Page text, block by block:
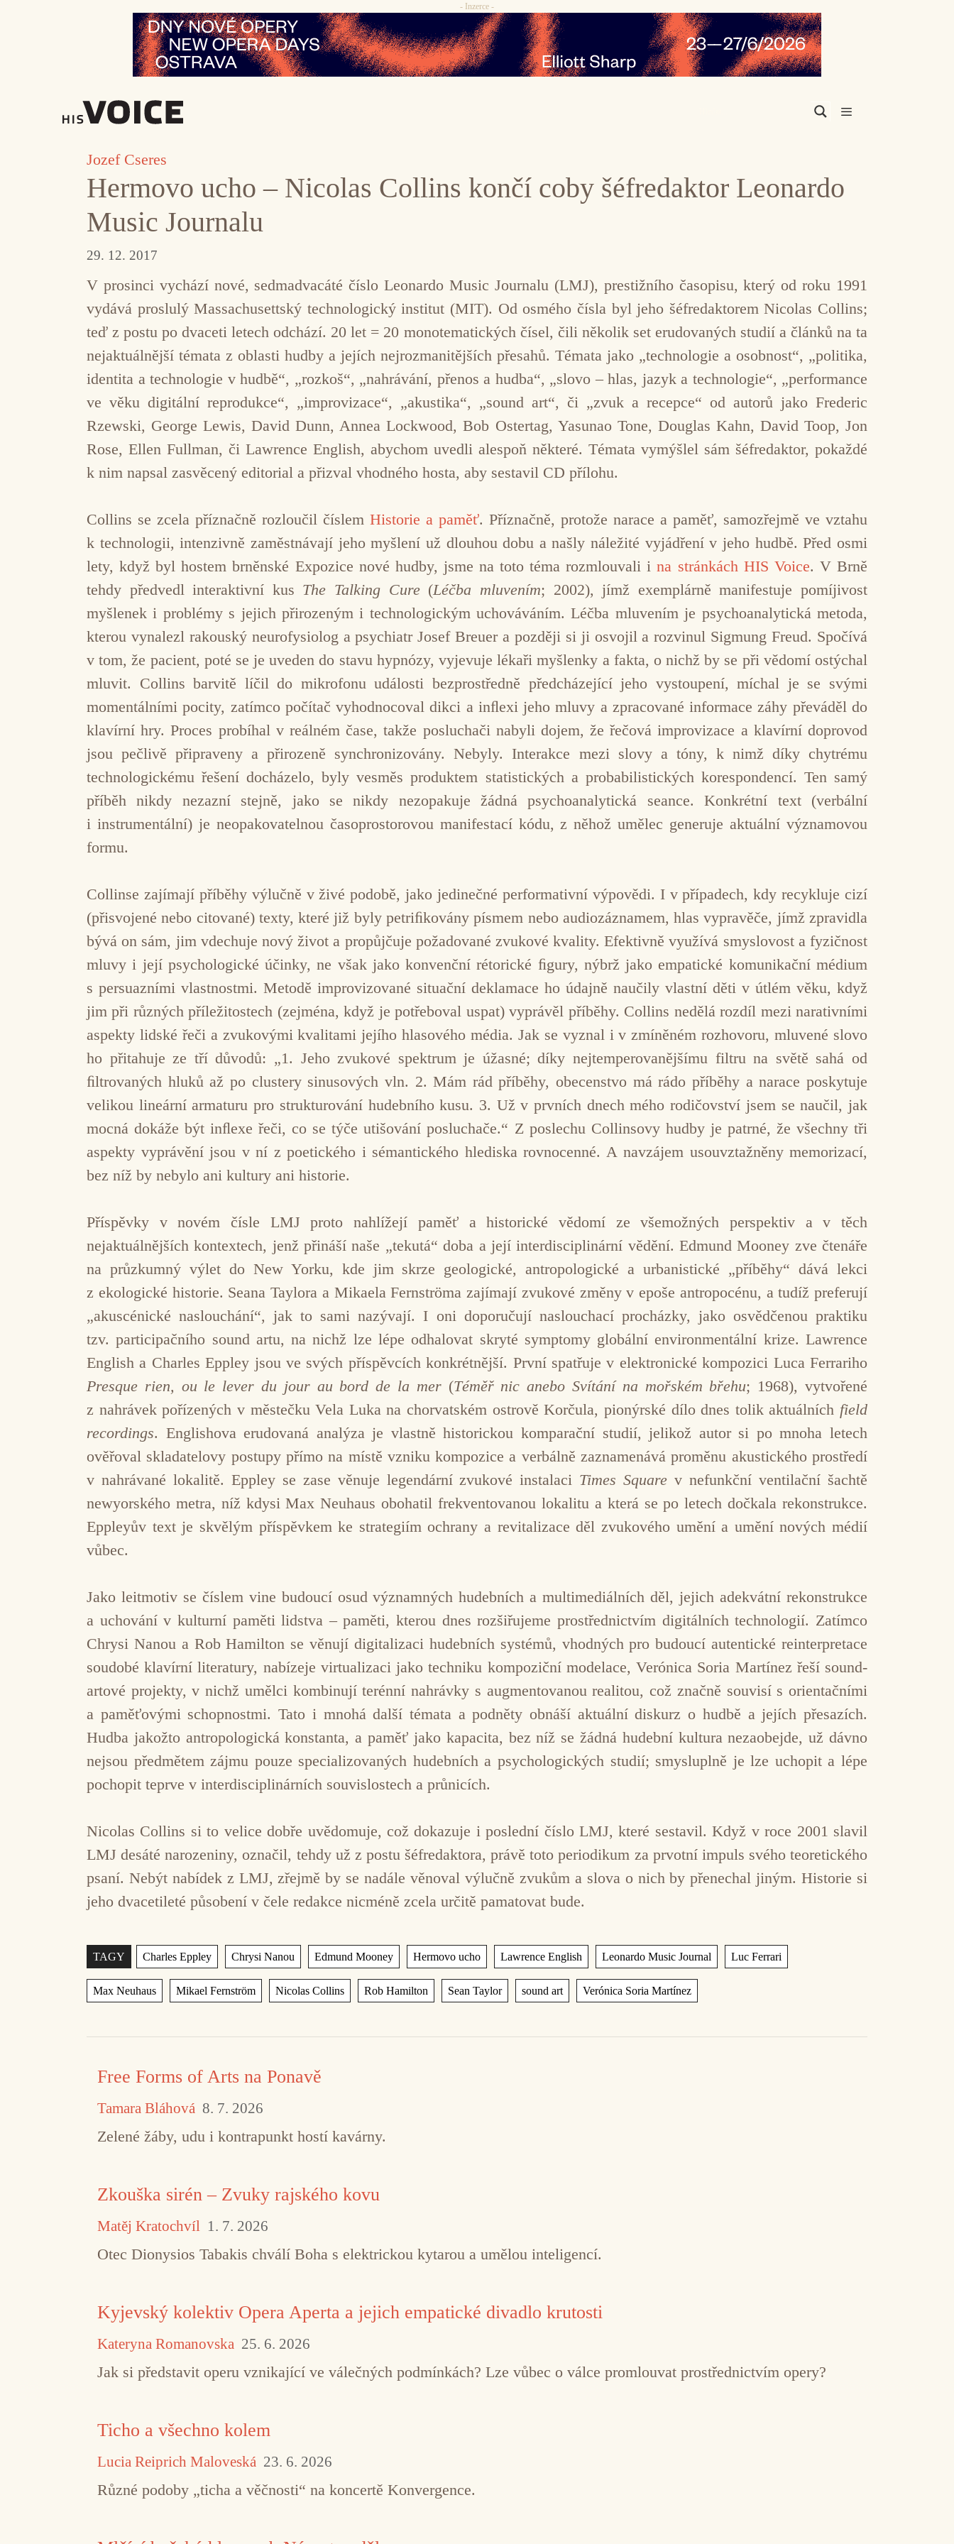
- Inzerce -
Jozef Cseres
Hermovo ucho – Nicolas Collins končí coby šéfredaktor Leonardo
Music Journalu
29. 12. 2017
V prosinci vychází nové, sedmadvacáté číslo Leonardo Music Journalu (LMJ), prestižního časopisu, který od roku 1991
vydává proslulý Massachusettský technologický institut (MIT). Od osmého čísla byl jeho šéfredaktorem Nicolas Collins;
teď z postu po dvaceti letech odchází. 20 let = 20 monotematických čísel, čili několik set erudovaných studií a článků na ta
nejaktuálnější témata z oblasti hudby a jejích nejrozmanitějších přesahů. Témata jako „technologie a osobnost“, „politika,
identita a technologie v hudbě“, „rozkoš“, „nahrávání, přenos a hudba“, „slovo – hlas, jazyk a technologie“, „performance
ve věku digitální reprodukce“, „improvizace“, „akustika“, „sound art“, či „zvuk a recepce“ od autorů jako Frederic
Rzewski, George Lewis, David Dunn, Annea Lockwood, Bob Ostertag, Yasunao Tone, Douglas Kahn, David Toop, Jon
Rose, Ellen Fullman, či Lawrence English, abychom uvedli alespoň některé. Témata vymýšlel sám šéfredaktor, pokaždé
k nim napsal zasvěcený editorial a přizval vhodného hosta, aby sestavil CD přílohu.
Collins se zcela příznačně rozloučil číslem Historie a paměť. Příznačně, protože narace a paměť, samozřejmě ve vztahu
k technologii, intenzivně zaměstnávají jeho myšlení už dlouhou dobu a našly náležité vyjádření v jeho hudbě. Před osmi
lety, když byl hostem brněnské Expozice nové hudby, jsme na toto téma rozmlouvali ina stránkách HIS Voice. V Brně
tehdy předvedl interaktivní kus The Talking Cure(Léčba mluvením; 2002), jímž exemplárně manifestuje pomíjivost
myšlenek i problémy s jejich přirozeným i technologickým uchováváním. Léčba mluvením je psychoanalytická metoda,
kterou vynalezl rakouský neurofysiolog a psychiatr Josef Breuer a později si ji osvojil a rozvinul Sigmung Freud. Spočívá
v tom, že pacient, poté se je uveden do stavu hypnózy, vyjevuje lékaři myšlenky a fakta, o nichž by se při vědomí ostýchal
mluvit. Collins barvitě líčil do mikrofonu události bezprostředně předcházející jeho vystoupení, míchal je se svými
momentálními pocity, zatímco počítač vyhodnocoval dikci a inﬂexi jeho mluvy a zpracované informace záhy převáděl do
klavírní hry. Proces probíhal v reálném čase, takže posluchači nabyli dojem, že řečová improvizace a klavírní doprovod
jsou pečlivě připraveny a přirozeně synchronizovány. Nebyly. Interakce mezi slovy a tóny, k nimž díky chytrému
technologickému řešení docházelo, byly vesměs produktem statistických a probabilistických korespondencí. Ten samý
příběh nikdy nezazní stejně, jako se nikdy nezopakuje žádná psychoanalytická seance. Konkrétní text (verbální
i instrumentální) je neopakovatelnou časoprostorovou manifestací kódu, z něhož umělec generuje aktuální významovou
formu.
Collinse zajímají příběhy výlučně v živé podobě, jako jedinečné performativní výpovědi. I v případech, kdy recykluje cizí
(přisvojené nebo citované) texty, které již byly petriﬁkovány písmem nebo audiozáznamem, hlas vypravěče, jímž zpravidla
bývá on sám, jim vdechuje nový život a propůjčuje požadované zvukové kvality. Efektivně využívá smyslovost a fyzičnost
mluvy i její psychologické účinky, ne však jako konvenční rétorické ﬁgury, nýbrž jako empatické komunikační médium
s persuazními vlastnostmi. Metodě improvizované situační deklamace ho údajně naučily vlastní děti v útlém věku, když
jim při různých příležitostech (zejména, když je potřeboval uspat) vyprávěl příběhy. Collins nedělá rozdíl mezi narativními
aspekty lidské řeči a zvukovými kvalitami jejího hlasového média. Jak se vyznal i v zmíněném rozhovoru, mluvené slovo
ho přitahuje ze tří důvodů: „1. Jeho zvukové spektrum je úžasné; díky nejtemperovanějšímu filtru na světě sahá od
ﬁltrovaných hluků až po clustery sinusových vln. 2. Mám rád příběhy, obecenstvo má rádo příběhy a narace poskytuje
velikou lineární armaturu pro strukturování hudebního kusu. 3. Už v prvních dnech mého rodičovství jsem se naučil, jak
mocná dokáže být inﬂexe řeči, co se týče utišování posluchače.“ Z poslechu Collinsovy hudby je patrné, že všechny tři
aspekty vyprávění jsou v ní z poetického i sémantického hlediska rovnocenné. A navzájem usouvztažněny memorizací,
bez níž by nebylo ani kultury ani historie.
Příspěvky v novém čísle LMJ proto nahlížejí paměť a historické vědomí ze všemožných perspektiv a v těch
nejaktuálnějších kontextech, jenž přináší naše „tekutá“ doba a její interdisciplinární vědění. Edmund Mooney zve čtenáře
na průzkumný výlet do New Yorku, kde jim skrze geologické, antropologické a urbanistické „příběhy“ dává lekci
z ekologické historie. Seana Taylora a Mikaela Fernströma zajímají zvukové změny v epoše antropocénu, a tudíž preferují
„akuscénické naslouchání“, jak to sami nazývají. I oni doporučují naslouchací procházky, jako osvědčenou praktiku
tzv. participačního sound artu, na nichž lze lépe odhalovat skryté symptomy globální environmentální krize. Lawrence
English a Charles Eppley jsou ve svých příspěvcích konkrétnější. První spatřuje v elektronické kompozici Luca Ferrariho
Presque rien, ou le lever du jour au bord de la mer(Téměř nic anebo Svítání na mořském břehu; 1968), vytvořené
z nahrávek pořízených v městečku Vela Luka na chorvatském ostrově Korčula, pionýrské dílo dnes tolik aktuálních field
recordings. Englishova erudovaná analýza je vlastně historickou komparační studií, jelikož autor si po mnoha letech
ověřoval skladatelovy postupy přímo na místě vzniku kompozice a verbálně zaznamenává proměnu akustického prostředí
v nahrávané lokalitě. Eppley se zase věnuje legendární zvukové instalaci Times Square v nefunkční ventilační šachtě
newyorského metra, níž kdysi Max Neuhaus obohatil frekventovanou lokalitu a která se po letech dočkala rekonstrukce.
Eppleyův text je skvělým příspěvkem ke strategiím ochrany a revitalizace děl zvukového umění a umění nových médií
vůbec.
Jako leitmotiv se číslem vine budoucí osud významných hudebních a multimediálních děl, jejich adekvátní rekonstrukce
a uchování v kulturní paměti lidstva – paměti, kterou dnes rozšiřujeme prostřednictvím digitálních technologií. Zatímco
Chrysi Nanou a Rob Hamilton se věnují digitalizaci hudebních systémů, vhodných pro budoucí autentické reinterpretace
soudobé klavírní literatury, nabízeje virtualizaci jako techniku kompoziční modelace, Verónica Soria Martínez řeší sound-
artové projekty, v nichž umělci kombinují terénní nahrávky s augmentovanou realitou, což značně souvisí s orientačními
a paměťovými schopnostmi. Tato i mnohá další témata a podněty obnáší aktuální diskurz o hudbě a jejích přesazích.
Hudba jakožto antropologická konstanta, a paměť jako kapacita, bez níž se žádná hudební kultura nezaobejde, už dávno
nejsou předmětem zájmu pouze specializovaných hudebních a psychologických studií; smysluplně je lze uchopit a lépe
pochopit teprve v interdisciplinárních souvislostech a průnicích.
Nicolas Collins si to velice dobře uvědomuje, což dokazuje i poslední číslo LMJ, které sestavil. Když v roce 2001 slavil
LMJ desáté narozeniny, označil, tehdy už z postu šéfredaktora, právě toto periodikum za prvotní impuls svého teoretického
psaní. Nebýt nabídek z LMJ, zřejmě by se nadále věnoval výlučně zvukům a slova o nich by přenechal jiným. Historie si
jeho dvacetileté působení v čele redakce nicméně zcela určitě pamatovat bude.
TAGY
Štítky
Charles Eppley Chrysi Nanou Edmund Mooney Hermovo ucho Lawrence English Leonardo Music Journal Luc Ferrari
Max Neuhaus Mikael Fernström Nicolas Collins Rob Hamilton Sean Taylor sound art Verónica Soria Martínez
Free Forms of Arts na Ponavě
Tamara Bláhová 8. 7. 2026
Zelené žáby, udu i kontrapunkt hostí kavárny.
Zkouška sirén – Zvuky rajského kovu
Matěj Kratochvíl 1. 7. 2026
Otec Dionysios Tabakis chválí Boha s elektrickou kytarou a umělou inteligencí.
Kyjevský kolektiv Opera Aperta a jejich empatické divadlo krutosti
Kateryna Romanovska 25. 6. 2026
Jak si představit operu vznikající ve válečných podmínkách? Lze vůbec o válce promlouvat prostřednictvím opery?
Ticho a všechno kolem
Lucia Reiprich Maloveská 23. 6. 2026
Různé podoby „ticha a věčnosti“ na koncertě Konvergence.